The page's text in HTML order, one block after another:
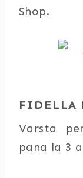
Shop.
FIDELLA
Varsta
pana la 3